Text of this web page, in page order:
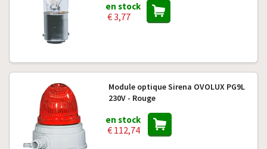
en stock
€ 3,77
Module optique Sirena OVOLUX PG9L
230V - Rouge
en stock
€ 112,74